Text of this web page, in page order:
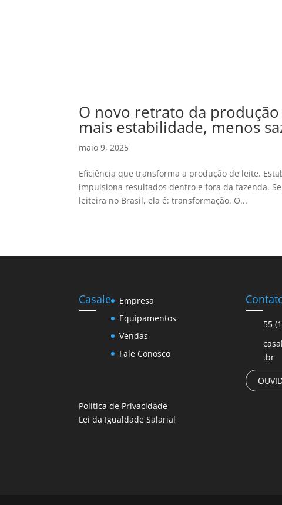
O novo retrato da
mais estabilidade, menos
maio 9, 2025
Eficiência que transforma a produção de leite.
impulsiona resultados dentro e fora da fazenda.
leiteira no Brasil, ela é: transformação. O...
Casale
Empresa
Equipamentos
Vendas
Fale Conosco
Política de Privacidade
Lei da Igualdade Salarial
55
.br